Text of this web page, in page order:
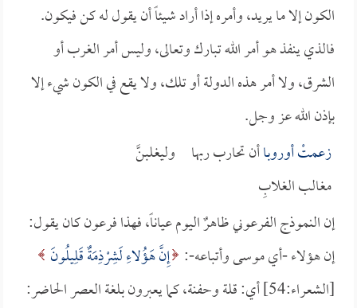
الكون إلا ما يريد، وأمره إذا أراد شيئاً أن يقول له كن فيكون.
فالذي ينفذ هو أمر الله تبارك وتعالى، وليس أمر الغرب أو
الشرق، ولا أمر هذه الدولة أو تلك، ولا يقع في الكون شيء إلا
بإذن الله عز وجل.
زعمتْأوروباأن تحارب ربها وليغلبنَّ
مغالب الغلابِ
إن النموذج الفرعوني ظاهرٌ اليوم عياناً، فهذا فرعون كان يقول:
إن هؤلاء -أي موسى وأتباعه-: إِنَّ هَؤُلاءِ لَشِرْذِمَةٌ قَلِيلُونَ
[الشعراء:54] أي: قلة وحفنة، كما يعبرون بلغة العصر الحاضر: